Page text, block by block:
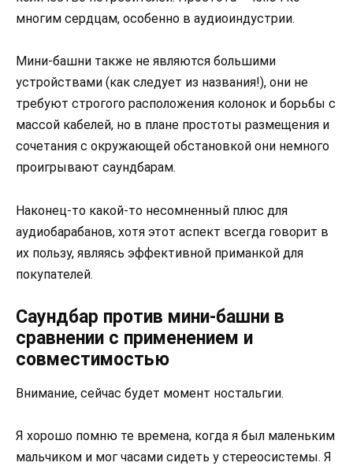
многим сердцам, особенно в аудиоиндустрии.
Мини-башни также не являются большими
устройствами (как следует из названия!), они не
требуют строгого расположения колонок и борьбы с
массой кабелей, но в плане простоты размещения и
сочетания с окружающей обстановкой они немного
проигрывают саундбарам.
Наконец-то какой-то несомненный плюс для
аудиобарабанов, хотя этот аспект всегда говорит в
их пользу, являясь эффективной приманкой для
покупателей.
Саундбар против мини-башни в
сравнении с применением и
совместимостью
Внимание, сейчас будет момент ностальгии.
Я хорошо помню те времена, когда я был маленьким
мальчиком и мог часами сидеть у стереосистемы. Я